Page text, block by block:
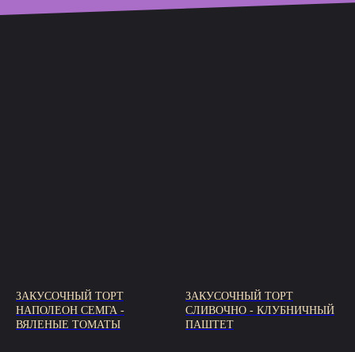
ЗАКУСОЧНЫЙ ТОРТ
НАПОЛЕОН СЕМГА -
ВЯЛЕНЫЕ ТОМАТЫ
ЗАКУСОЧНЫЙ ТОРТ
СЛИВОЧНО - КЛУБНИЧНЫЙ
ПАШТЕТ